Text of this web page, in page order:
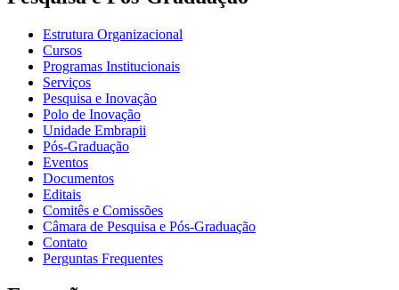
Estrutura Organizacional
Cursos
Programas Institucionais
Serviços
Pesquisa e Inovação
Polo de Inovação
Unidade Embrapii
Pós-Graduação
Eventos
Documentos
Editais
Comitês e Comissões
Câmara de Pesquisa e Pós-Graduação
Contato
Perguntas Frequentes